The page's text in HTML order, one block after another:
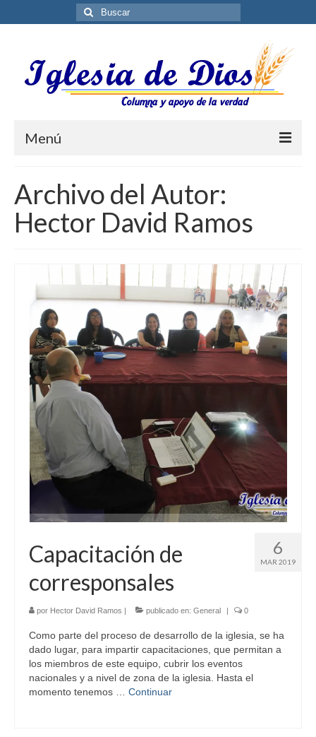
Buscar
por:
Menú
Biblioteca ES
Contáctenos
Archivo del Autor:
Hector David Ramos
6
MAR 2019
Capacitación de
corresponsales
por Hector David Ramos | publicado en: General | 0
Como parte del proceso de desarrollo de la iglesia, se ha
dado lugar, para impartir capacitaciones, que permitan a
los miembros de este equipo, cubrir los eventos
nacionales y a nivel de zona de la iglesia. Hasta el
momento tenemos … Continuar